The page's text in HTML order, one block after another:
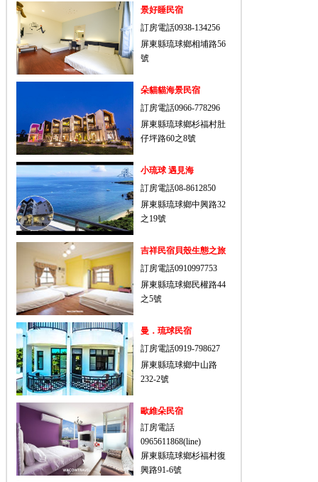
景好睡民宿
訂房電話0938-134256
屏東縣琉球鄉相埔路56
號
朵貓貓海景民宿
訂房電話0966-778296
屏東縣琉球鄉杉福村肚
仔坪路60之8號
小琉球 遇見海
訂房電話08-8612850
屏東縣琉球鄉中興路32
之19號
吉祥民宿貝殼生態之旅
訂房電話0910997753
屏東縣琉球鄉民權路44
之5號
曼．琉球民宿
訂房電話0919-798627
屏東縣琉球鄉中山路
232-2號
歐維朵民宿
訂房電話
0965611868(line)
屏東縣琉球鄉杉福村復
興路91-6號